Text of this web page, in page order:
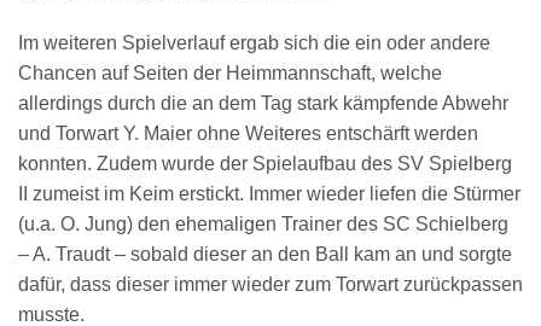
Im weiteren Spielverlauf ergab sich die ein oder andere
Chancen auf Seiten der Heimmannschaft, welche
allerdings durch die an dem Tag stark kämpfende Abwehr
und Torwart Y. Maier ohne Weiteres entschärft werden
konnten. Zudem wurde der Spielaufbau des SV Spielberg
II zumeist im Keim erstickt. Immer wieder liefen die Stürmer
(u.a. O. Jung) den ehemaligen Trainer des SC Schielberg
– A. Traudt – sobald dieser an den Ball kam an und sorgte
dafür, dass dieser immer wieder zum Torwart zurückpassen
musste.